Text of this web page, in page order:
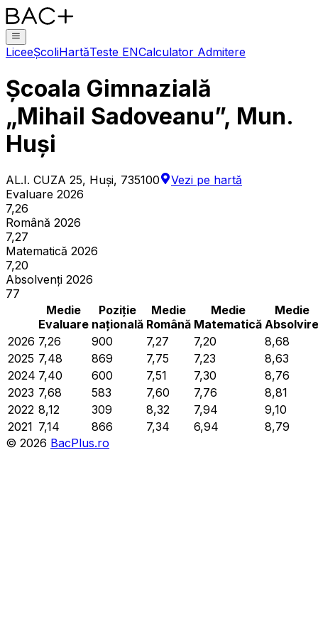
LiceeȘcoliHartăTeste ENCalculator Admitere
Școala Gimnazială
„Mihail Sadoveanu”, Mun.
Huși
AL.I. CUZA 25, Huşi, 735100
Vezi pe hartă
Evaluare 2026
7,26
Română 2026
7,27
Matematică 2026
7,20
Absolvenți 2026
77
Medie
Evaluare
Poziție
națională
Medie
Română
Medie
Matematică
Medie
Absolvire
2026 7,26 900 7,27 7,20
8,68
2025 7,48 869 7,75 7,23
8,63
2024 7,40 600 7,51 7,30
8,76
2023 7,68 583 7,60 7,76
8,81
2022 8,12 309 8,32 7,94
9,10
2021 7,14 866 7,34 6,94
8,79
© 2026 BacPlus.ro